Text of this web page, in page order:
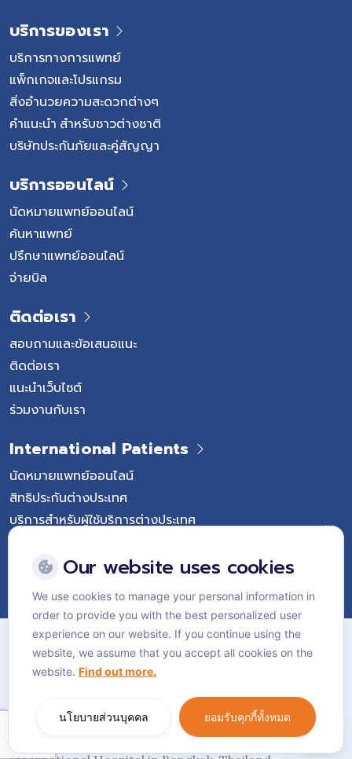
บริการของเรา
บริการทางการแพทย์
แพ็กเกจและโปรแกรม
สิ่งอำนวยความสะดวกต่างๆ
คำแนะนำ สำหรับชาวต่างชาติ
บริษัทประกันภัยและคู่สัญญา
บริการออนไลน์
นัดหมายแพทย์ออนไลน์
ค้นหาแพทย์
ปรึกษาแพทย์ออนไลน์
จ่ายบิล
ติดต่อเรา
สอบถามและข้อเสนอแนะ
ติดต่อเรา
แนะนำเว็บไซต์
ร่วมงานกับเรา
International Patients
นัดหมายแพทย์ออนไลน์
สิทธิประกันต่างประเทศ
บริการสำหรับผู้ใช้บริการต่างประเทศ
Follow Vejthani International Hospital
แผนผังเว็บไซต์
นโยบายส่วนบุคคล
© Vejthani International Hospital | JCI Accredited
Language:
Our website uses cookies
We use cookies to manage your personal information in
order to provide you with the best personalized user
experience on our website. If you continue using the
website, we assume that you accept all cookies on the
website. Find out more.
ยอมรับคุกกี้ทั้งหมด
นโยบายส่วนบุคคล